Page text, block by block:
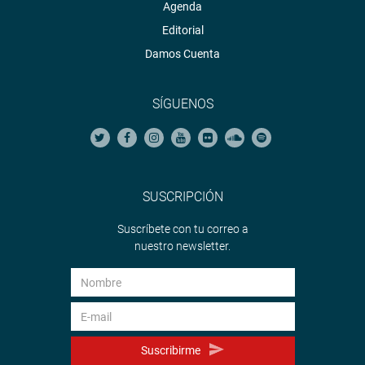
Agenda
Editorial
Damos Cuenta
SÍGUENOS
SUSCRIPCIÓN
Suscríbete con tu correo a
nuestro newsletter.
Suscribirme